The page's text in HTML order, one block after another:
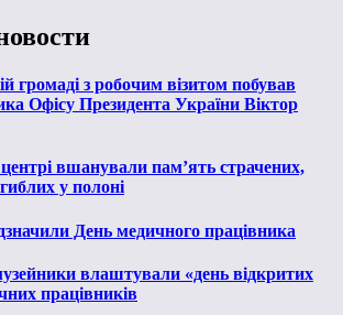
громаді з робочим візитом побував
Офісу Президента України Віктор
вшанували пам’ять страчених,
у полоні
День медичного працівника
влаштували «день відкритих
працівників